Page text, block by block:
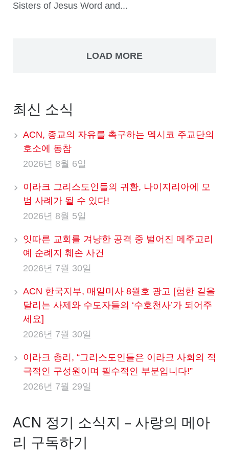
Sisters of Jesus Word and...
LOAD MORE
최신 소식
ACN, 종교의 자유를 촉구하는 멕시코 주교단의
호소에 동참
2026년 8월 6일
이라크 그리스도인들의 귀환, 나이지리아에 모
범 사례가 될 수 있다!
2026년 8월 5일
잇따른 교회를 겨냥한 공격 중 벌어진 메주고리
예 순례지 훼손 사건
2026년 7월 30일
ACN 한국지부, 매일미사 8월호 광고 [험한 길을
달리는 사제와 수도자들의 ‘수호천사’가 되어주
세요]
2026년 7월 30일
이라크 총리, “그리스도인들은 이라크 사회의 적
극적인 구성원이며 필수적인 부분입니다!”
2026년 7월 29일
ACN 정기 소식지 – 사랑의 메아
리 구독하기